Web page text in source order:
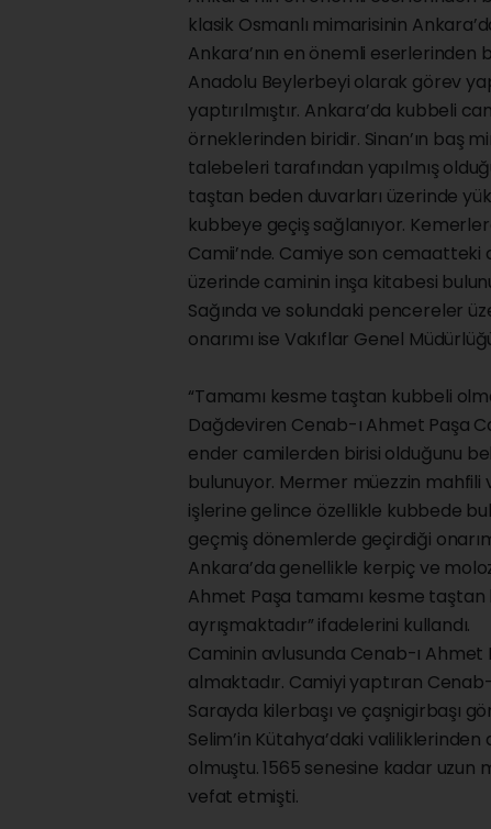
klasik Osmanlı mimarisinin
Ankara’nın en önemli eserlerinden
Anadolu Beylerbeyi olarak görev
yaptırılmıştır. Ankara’da kubbeli
örneklerinden biridir. Sinan’ın baş
talebeleri tarafından yapılmış
taştan beden duvarları üzerinde
kubbeye geçiş sağlanıyor.
Camii’nde. Camiye son cemaatteki
üzerinde caminin inşa kitabesi
Sağında ve solundaki pencereler
onarımı ise Vakıflar Genel
“Tamamı kesme taştan kubbeli
Dağdeviren Cenab-ı Ahmet Paşa
ender camilerden birisi olduğunu
bulunuyor. Mermer müezzin
işlerine gelince özellikle kubbede
geçmiş dönemlerde geçirdiği
Ankara’da genellikle kerpiç ve
Ahmet Paşa tamamı kesme
ayrışmaktadır” ifadelerini kullandı.
Caminin avlusunda Cenab-ı Ahmet
almaktadır. Camiyi yaptıran Cenab-
Sarayda kilerbaşı ve çaşnigirbaşı
Selim’in Kütahya’daki
olmuştu. 1565 senesine kadar
vefat etmişti.